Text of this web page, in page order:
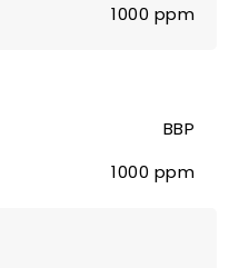
1000 ppm
BBP
1000 ppm